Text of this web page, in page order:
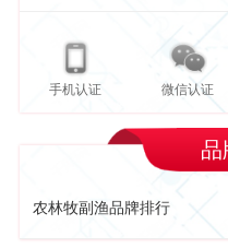
手机认证 微信认证
农林牧副渔品牌排行